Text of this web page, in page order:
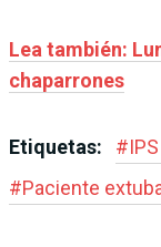
Lea también:
chaparrones
Etiquetas: #
#Paciente